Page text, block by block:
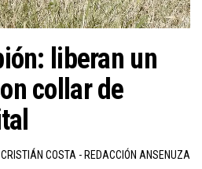
liberan un
collar de
CRISTIÁN COSTA - REDACCIÓN ANSENUZA